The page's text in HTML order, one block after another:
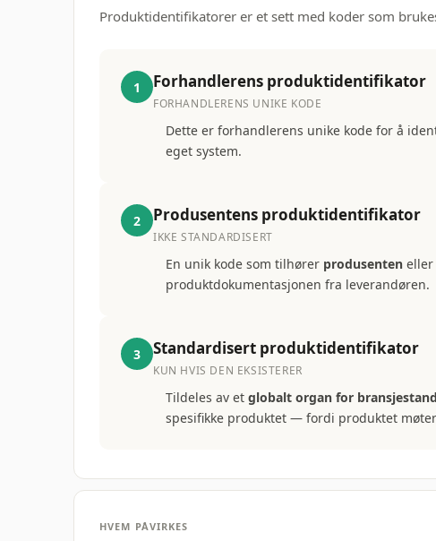
Produktidentifikatorer er et sett med koder som
1 Forhandlerens produktidentifikator
FORHANDLERENS UNIKE KODE
Dette er forhandlerens unike kode for å
eget system.
2 Produsentens produktidentifikator
IKKE STANDARDISERT
En unik kode som tilhører produsenten eller
produktdokumentasjonen fra leverandøren.
3 Standardisert produktidentifikator
KUN HVIS DEN EKSISTERER
Tildeles av et globalt organ for
spesifikke produktet — fordi produktet
HVEM PÅVIRKES